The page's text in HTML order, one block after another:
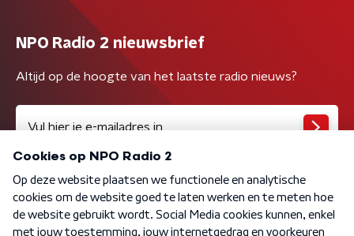
NPO Radio 2 nieuwsbrief
Altijd op de hoogte van het laatste radio nieuws?
Algemene voorwaarden